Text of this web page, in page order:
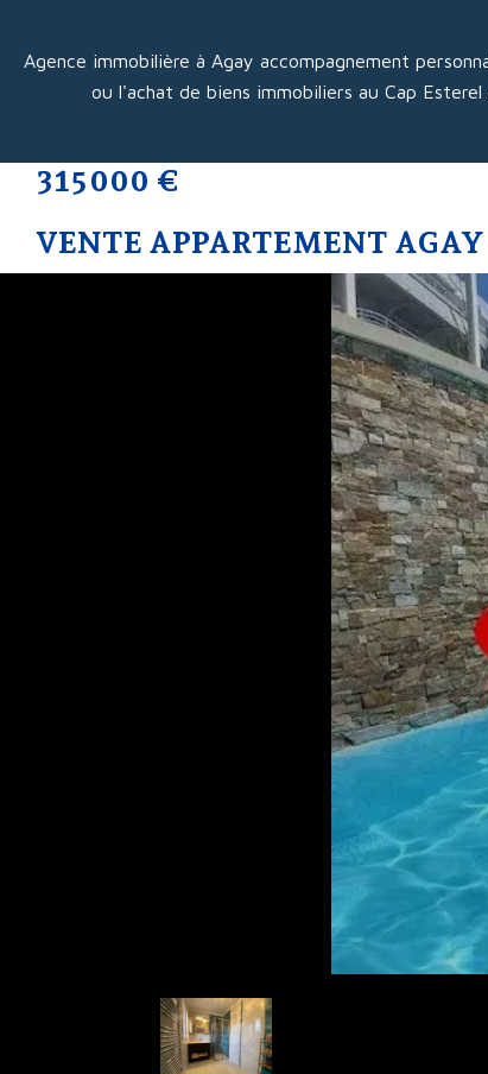
Agence immobilière à Agay accompagnement
ou l'achat de biens immobiliers au Cap
VENTE APPARTEMENT AGAY
315 000 €